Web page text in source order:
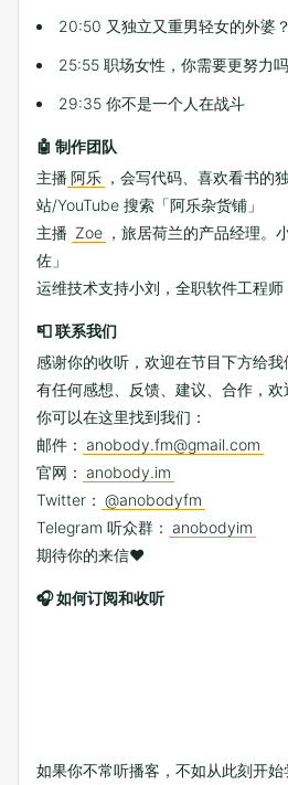
20:50 又独立又重男轻女的外婆？
25:55 职场女性，你需要更努力
29:35 你不是一个人在战斗
🤖 制作团队
主播阿乐 ，会写代码、喜欢看书的
站/YouTube 搜索「阿乐杂货铺」
主播 Zoe ，旅居荷兰的产品经理。
佐」
运维技术支持小刘，全职软件工程师
📮 联系我们
感谢你的收听，欢迎在节目下方给我
有任何感想、反馈、建议、合作，欢
你可以在这里找到我们：
邮件： anobody.fm@gmail.com
官网： anobody.im
Twitter： @anobodyfm
Telegram 听众群： anobodyim
期待你的来信❤️
🎧 如何订阅和收听
如果你不常听播客，不如从此刻开